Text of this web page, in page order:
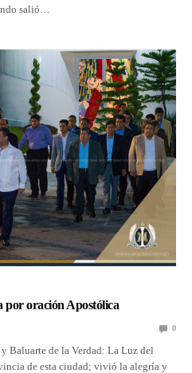
salió…
por oración Apostólica
0
Baluarte de la Verdad: La Luz del
de esta ciudad; vivió la alegría y